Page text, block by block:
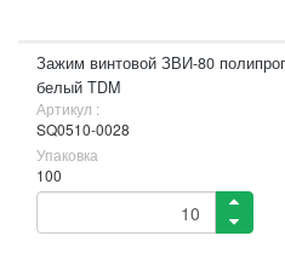
Зажим винтовой ЗВИ-80
белый TDM
Артикул :
SQ0510-0028
Упаковка
100